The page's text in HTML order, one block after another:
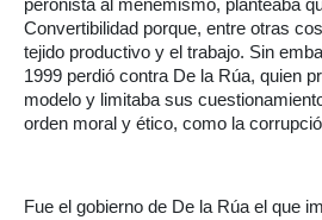
peronista al menemismo, planteaba
Convertibilidad porque, entre otras
tejido productivo y el trabajo. Sin
1999 perdió contra De la Rúa, quien
modelo y limitaba sus
orden moral y ético, como la
Fue el gobierno de De la Rúa el que